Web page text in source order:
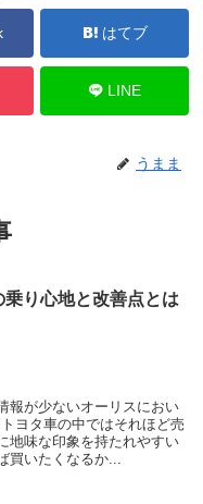
はてブ
LINE
うまま
乗り心地と改善点とは
報が少ないオーリスにおい
ヨタ車の中ではそれほど売
地味な印象を持たれやすい
買いたくなるか...